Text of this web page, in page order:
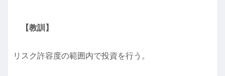
【教訓】
リスク許容度の範囲内で投資を行う。